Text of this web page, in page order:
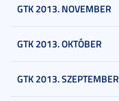
GTK 2013. NOVEMBER
GTK 2013. OKTÓBER
GTK 2013. SZEPTEMBER